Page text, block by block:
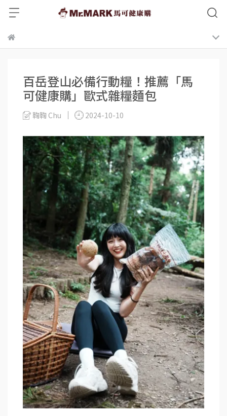
百岳登山必備行動糧！推薦「馬
可健康購」歐式雜糧麵包
鞠鞠 Chu 2024-10-10